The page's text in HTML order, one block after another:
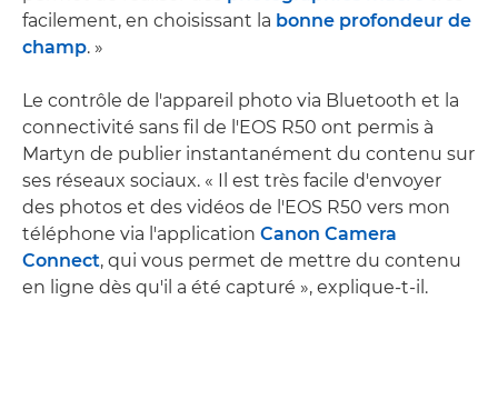
facilement, en choisissant la bonne profondeur de
champ. »
Le contrôle de l'appareil photo via Bluetooth et la
connectivité sans fil de l'EOS R50 ont permis à
Martyn de publier instantanément du contenu sur
ses réseaux sociaux. « Il est très facile d'envoyer
des photos et des vidéos de l'EOS R50 vers mon
téléphone via l'application Canon Camera
Connect, qui vous permet de mettre du contenu
en ligne dès qu'il a été capturé », explique-t-il.